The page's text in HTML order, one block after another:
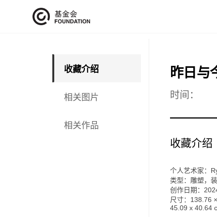
收藏介绍
相关图片
相关作品
昨日与
时间：
收藏介绍
个人艺术家：
类型：雕塑，
创作日期：
尺寸： 138.76
45.09 x 40.64